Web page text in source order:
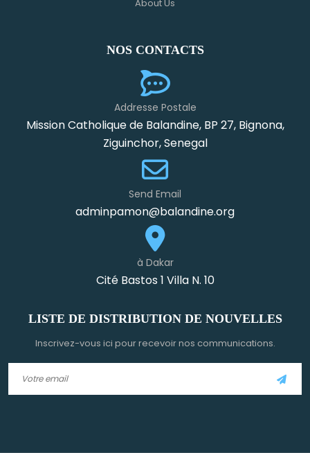
About Us
NOS CONTACTS
Addresse Postale
Mission Catholique de Balandine, BP 27, Bignona,
Ziguinchor, Senegal
Send Email
adminpamon@balandine.org
à Dakar
Cité Bastos 1 Villa N. 10
LISTE DE DISTRIBUTION DE NOUVELLES
Inscrivez-vous ici pour recevoir nos communications.